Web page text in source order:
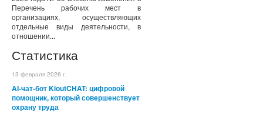
Перечень рабочих мест в
организациях, осуществляющих
отдельные виды деятельности, в
отношении...
Статистика
13 февраля 2026 г.
AI-чат-бот KioutCHAT: цифровой
помощник, который совершенствует
охрану труда